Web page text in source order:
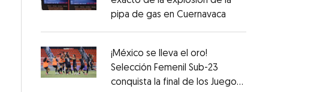
Opens in new windowpipa de gas en Cuernavaca
Opens in new window
¡México se lleva el oro!
Selección Femenil Sub-23
conquista la final de los Juegos